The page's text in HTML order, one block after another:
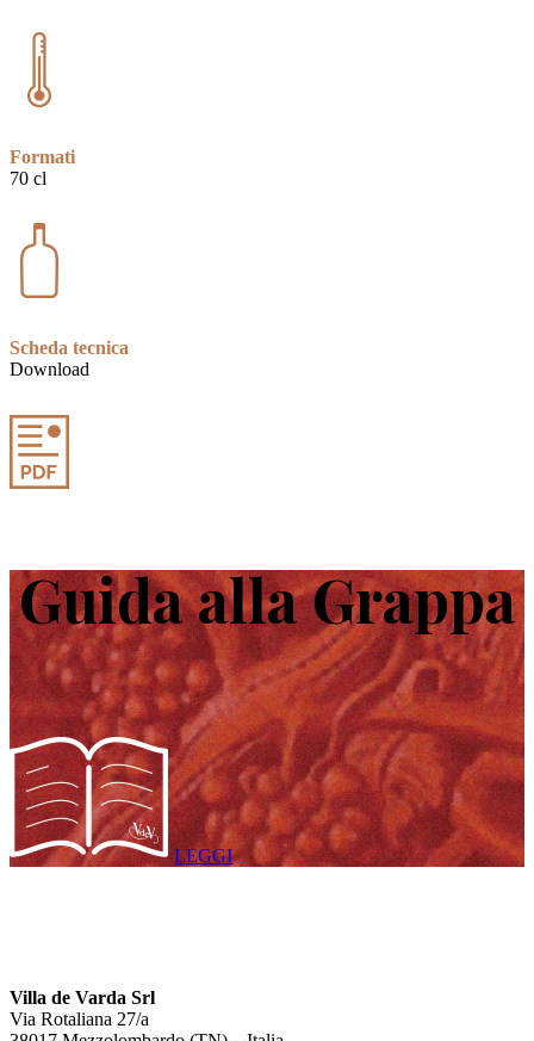
Formati
70 cl
Scheda tecnica
Download
Guida alla Grappa
LEGGI
Villa de Varda Srl
Via Rotaliana 27/a